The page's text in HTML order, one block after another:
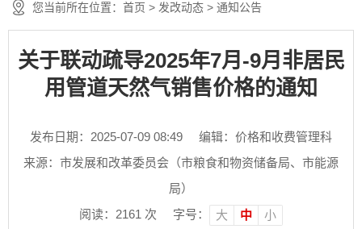
您当前所在位置： 首页 > 发改动态 > 通知公告
关于联动疏导2025年7月-9月非居民
用管道天然气销售价格的通知
发布日期：2025-07-09 08:49
编辑：价格和收费管理科
来源：市发展和改革委员会（市粮食和物资储备局、市能源
局）
阅读： 2161 次 字号： 大 中 小